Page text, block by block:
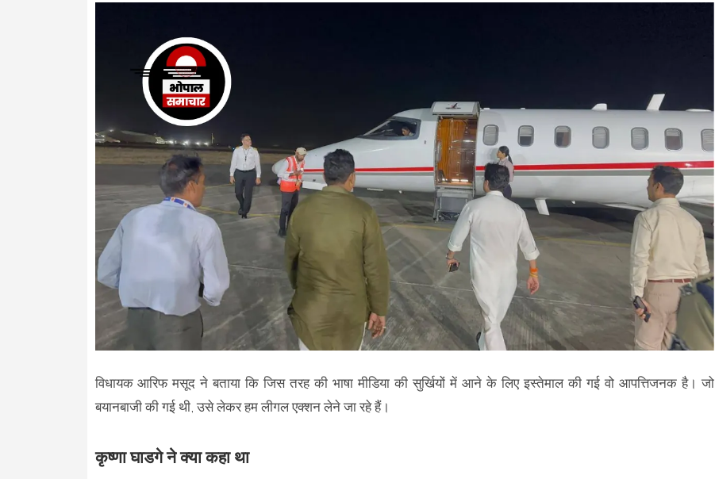
विधायक आरिफ मसूद ने बताया कि जिस तरह की भाषा मीडिया की सुर्खियों में आने के लिए इस्तेमाल की गई वो आपत्तिजनक है। जो
बयानबाजी की गई थी, उसे लेकर हम लीगल एक्शन लेने जा रहे हैं।
कृष्णा घाडगे ने क्या कहा था